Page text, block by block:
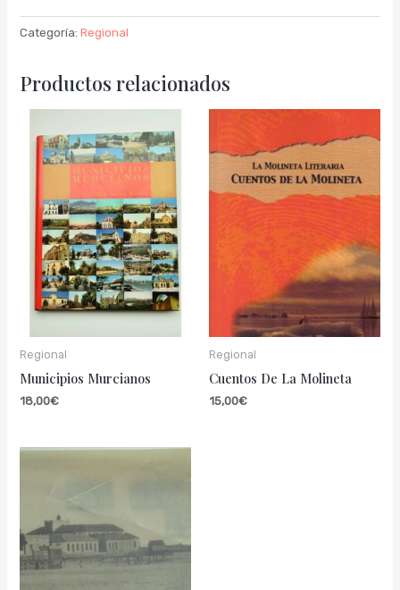
Categoría:Regional
Productos relacionados
Regional
Municipios Murcianos
18,00€
Regional
Cuentos De La Molineta
15,00€